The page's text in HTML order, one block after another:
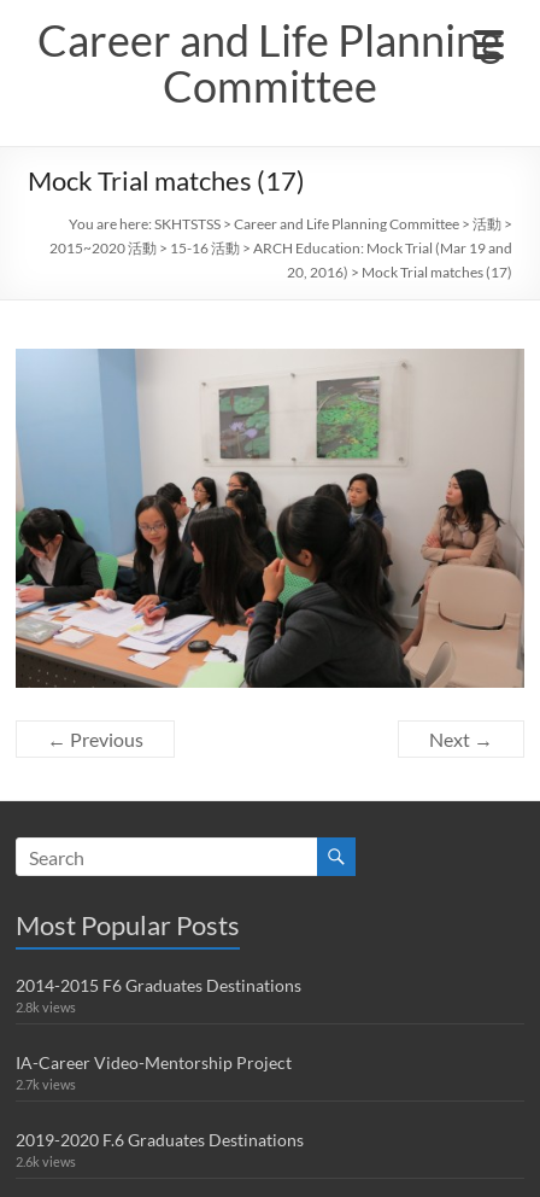
contentCareer and Life Planning
Committee
Mock Trial matches (17)
You are here:SKHTSTSS >Career and Life Planning Committee >活動 >
2015~2020 活動 > 15-16 活動 >ARCH Education: Mock Trial (Mar 19 and
20, 2016) > Mock Trial matches (17)
← Previous Next →
Most Popular Posts
2014-2015 F6 Graduates Destinations
2.8k views
IA-Career Video-Mentorship Project
2.7k views
2019-2020 F.6 Graduates Destinations
2.6k views